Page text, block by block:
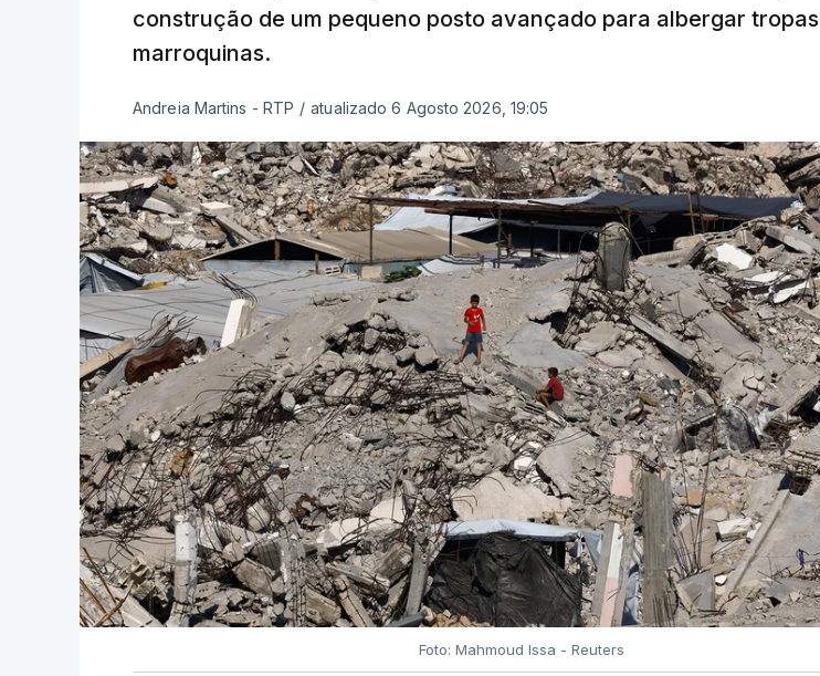
construção de um pequeno posto avançado para albergar tropas
marroquinas.
Andreia Martins - RTP / atualizado 6 Agosto 2026, 19:05
Foto: Mahmoud Issa - Reuters